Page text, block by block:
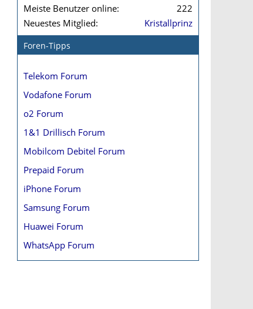
Meiste Benutzer online
222
Neuestes Mitglied
Kristallprinz
Foren-Tipps
Telekom Forum
Vodafone Forum
o2 Forum
1&1 Drillisch Forum
Mobilcom Debitel Forum
Prepaid Forum
iPhone Forum
Samsung Forum
Huawei Forum
WhatsApp Forum